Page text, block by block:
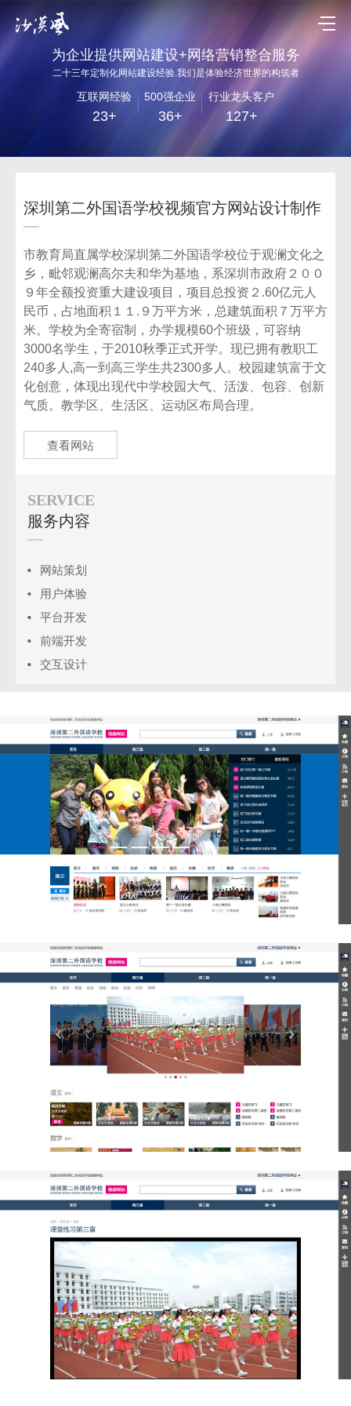
为企业提供网站建设+网络营销整合服务
二十三年定制化网站建设经验.我们是体验经济世界的构筑者
互联网经验
23+
500强企业
36+
行业龙头客户
127+
深圳第二外国语学校视频官方网站设计制作
市教育局直属学校深圳第二外国语学校位于观澜文化之
乡，毗邻观澜高尔夫和华为基地，系深圳市政府２００
９年全额投资重大建设项目，项目总投资２.60亿元人
民币，占地面积１１.９万平方米，总建筑面积７万平方
米。学校为全寄宿制，办学规模60个班级，可容纳
3000名学生，于2010秋季正式开学。现已拥有教职工
240多人,高一到高三学生共2300多人。校园建筑富于文
化创意，体现出现代中学校园大气、活泼、包容、创新
气质。教学区、生活区、运动区布局合理。
查看网站
SERVICE
服务内容
网站策划
用户体验
平台开发
前端开发
交互设计